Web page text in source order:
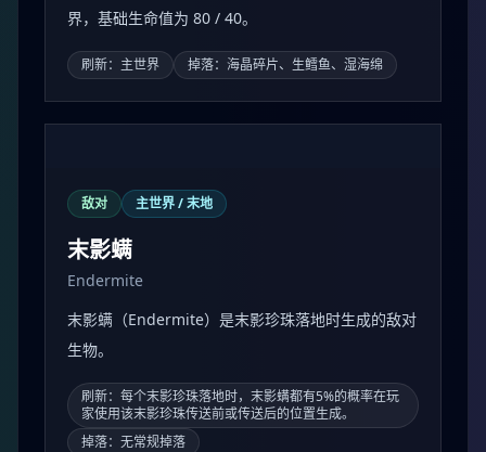
界，基础生命值为 80 / 40。
刷新：主世界 掉落：海晶碎片、生鳕鱼、湿海绵